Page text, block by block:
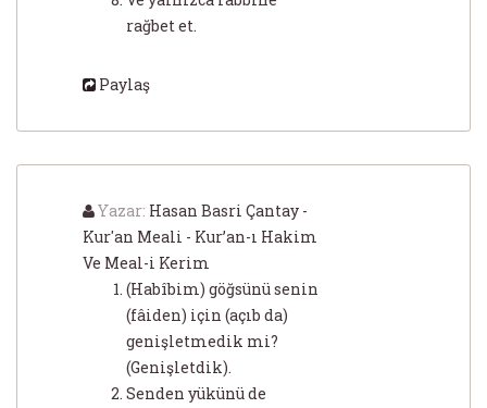
rağbet et.
Paylaş
Yazar: Hasan Basri Çantay -
Kur'an Meali - Kur’an-ı Hakim
Ve Meal-i Kerim
(Habîbim) göğsünü senin
(fâiden) için (açıb da)
genişletmedik mi?
(Genişletdik).
Senden yükünü de